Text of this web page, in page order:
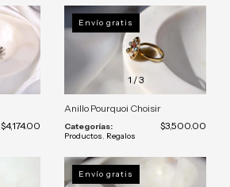
$4,174.00
1 /3
Envío gratis
Anillo Pourquoi Choisir
Categorías:
Productos, Regalos
$3,500.00
Envío gratis